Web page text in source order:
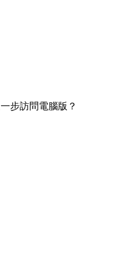
步訪問電腦版？